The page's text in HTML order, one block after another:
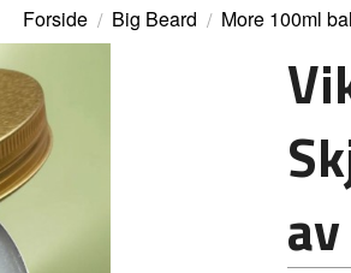
Forside Big Beard More 100ml